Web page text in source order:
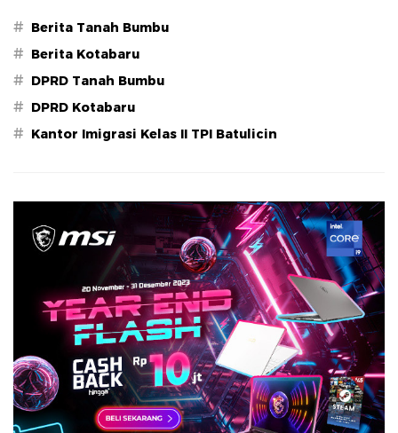
# Berita Tanah Bumbu
# Berita Kotabaru
# DPRD Tanah Bumbu
# DPRD Kotabaru
# Kantor Imigrasi Kelas II TPI Batulicin